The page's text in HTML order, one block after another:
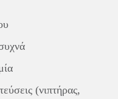
(νιπτήρας,